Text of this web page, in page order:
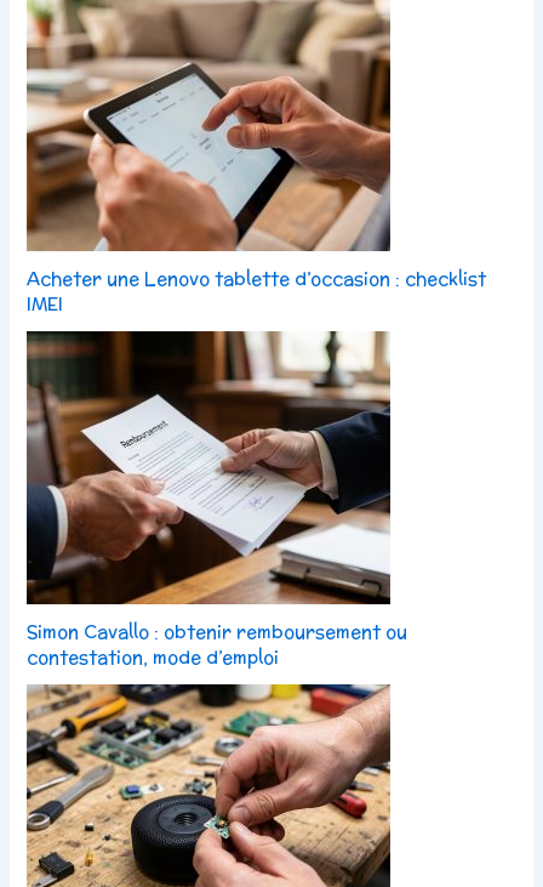
Acheter une Lenovo tablette d’occasion : checklist
IMEI
Simon Cavallo : obtenir remboursement ou
contestation, mode d’emploi